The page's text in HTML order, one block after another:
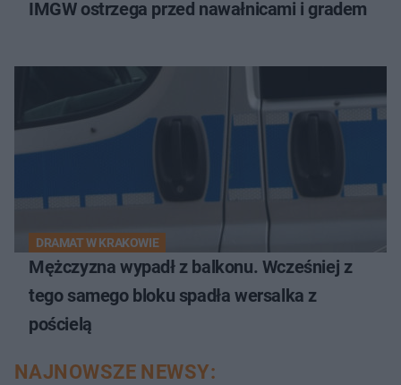
IMGW ostrzega przed nawałnicami i gradem
DRAMAT W KRAKOWIE
Mężczyzna wypadł z balkonu. Wcześniej z
tego samego bloku spadła wersalka z
pościelą
NAJNOWSZE NEWSY: